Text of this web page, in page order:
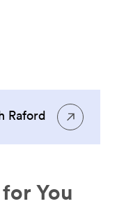
Raford
You